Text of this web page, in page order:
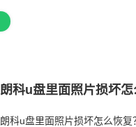
朗科u盘里面照片损坏
朗科u盘里面照片损坏怎么恢